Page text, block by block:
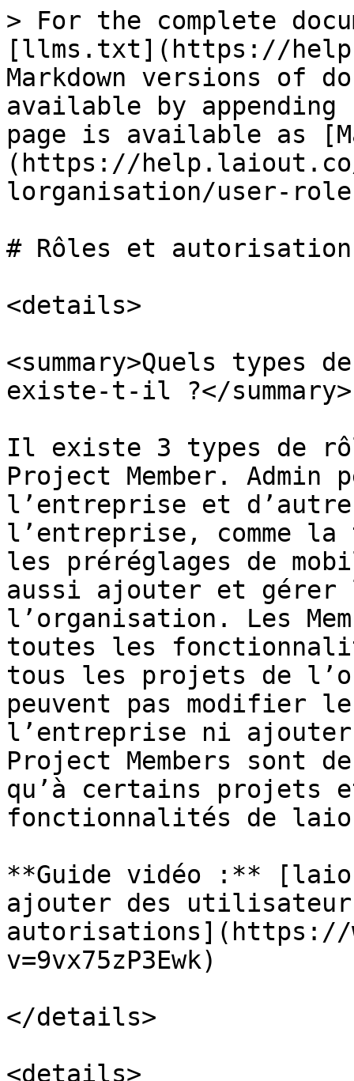
> For the complete
[llms.txt](https://
Markdown versions of
available by
page is available as
(https://help.laiout.co/
lorganisation/user-
# Rôles et
<details>
<summary>Quels
existe-t-il ?</summary>
Il existe 3 types de
Project Member.
l’entreprise et
l’entreprise, comme
les préréglages de
aussi ajouter et
l’organisation. Les
toutes les
tous les projets de
peuvent pas modifier
l’entreprise ni ajouter
Project Members sont
qu’à certains projets
fonctionnalités de
**Guide vidéo :**
ajouter des
autorisations](https://
v=9vx75zP3Ewk)
</details>
<details>